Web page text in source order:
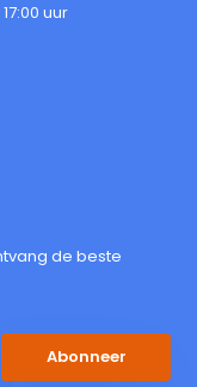
uur
de beste
Abonneer